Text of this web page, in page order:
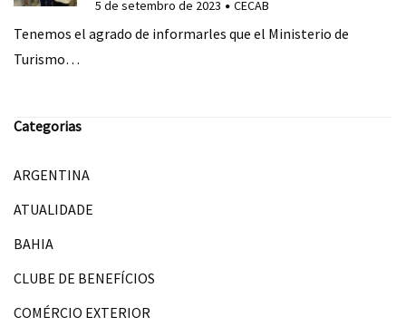
5 de setembro de 2023 CECAB
Tenemos el agrado de informarles que el Ministerio de
Turismo…
Categorias
ARGENTINA
ATUALIDADE
BAHIA
CLUBE DE BENEFÍCIOS
COMÉRCIO EXTERIOR